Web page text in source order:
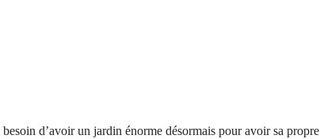
besoin d’avoir un jardin énorme désormais pour avoir sa propre